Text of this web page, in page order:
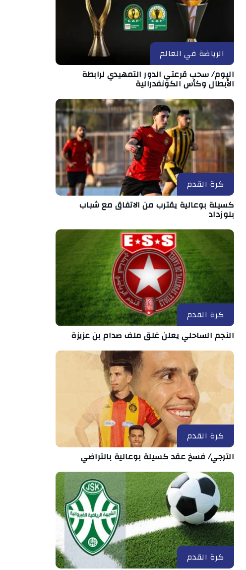
الرياضة في العالم
اليوم/ سحب قرعتي الدور التمهيدي لرابطة
الأبطال وكأس الكونفدرالية
كرة القدم
كسيلة بوعالية يقترب من الاتفاق مع شباب
بلوزداد
كرة القدم
النجم الساحلي يعلن غلق ملف صدام بن عزيزة
كرة القدم
الترجي/ فسخ عقد كسيلة بوعالية بالتراضي
كرة القدم